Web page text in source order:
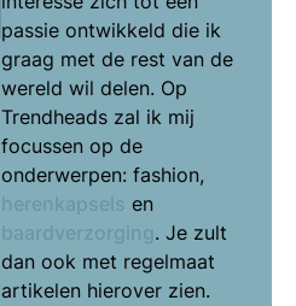
passie ontwikkeld die ik
graag met de rest van de
wereld wil delen. Op
Trendheads zal ik mij
focussen op de
onderwerpen: fashion,
herenkapsels en
baardverzorging. Je zult
dan ook met regelmaat
artikelen hierover zien.